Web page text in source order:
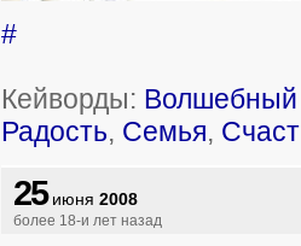
#
Кейворды: Волшебный
Радость, Семья,
25июня 2008
более 18-и лет назад